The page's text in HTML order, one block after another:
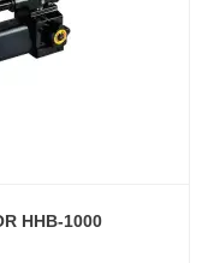
HHB-1000